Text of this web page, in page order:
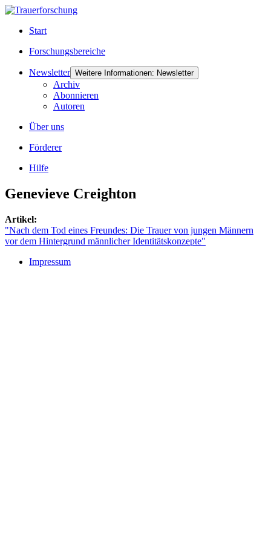
Start
Forschungsbereiche
Newsletter Weitere Informationen: Newsletter
Archiv
Abonnieren
Autoren
Über uns
Förderer
Hilfe
Genevieve Creighton
Artikel:
"Nach dem Tod eines Freundes: Die Trauer von jungen Männern
vor dem Hintergrund männlicher Identitätskonzepte"
Impressum